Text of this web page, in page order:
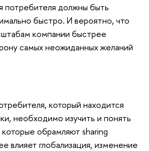
потребителя должны быть
быстро. И вероятно, что
компании быстрее
самых неожиданных желаний
который находится
необходимо изучить и понять
обрамляют sharing
влияет глобализация, изменение